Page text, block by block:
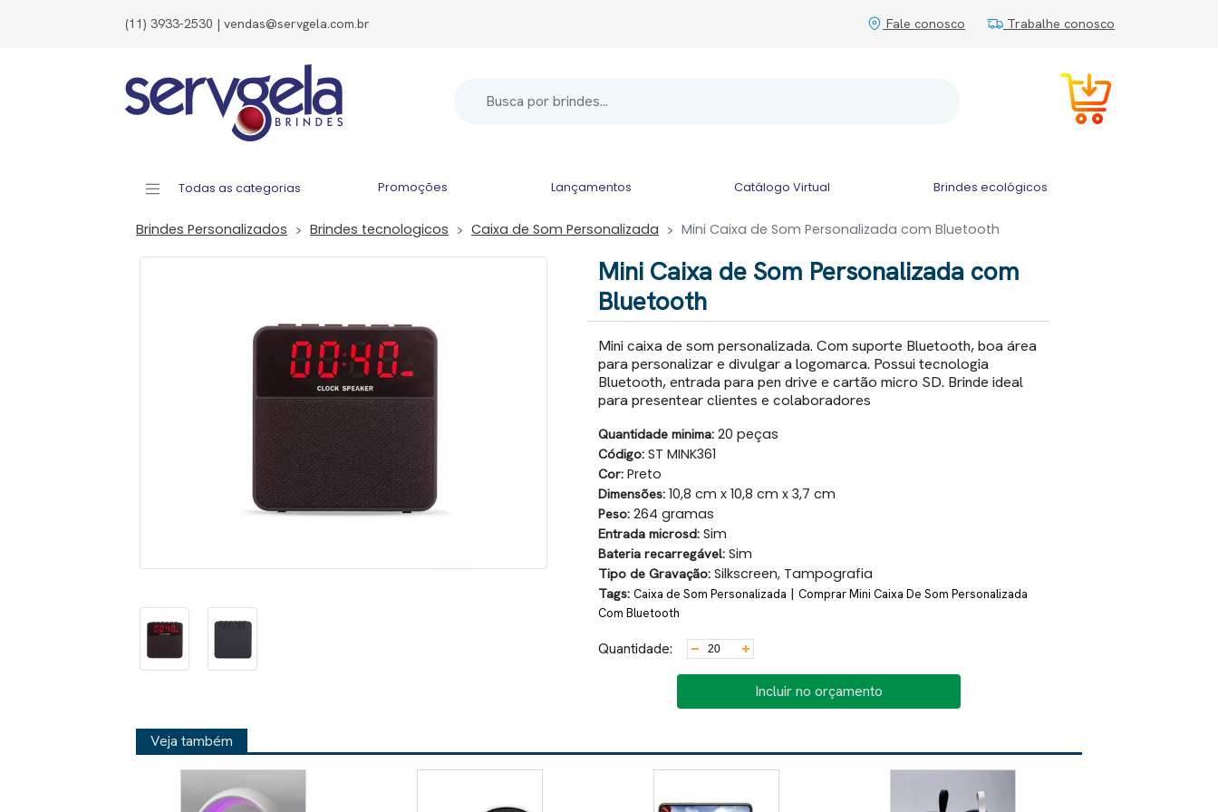
(11) 3933-2530 | vendas@servgela.com.br Fale conosco Trabalhe conosco
Todas as categorias Promoções Lançamentos Catálogo Virtual Brindes ecológicos
Brindes Personalizados Brindes tecnologicos Caixa de Som Personalizada Mini Caixa de Som Personalizada com Bluetooth
Mini Caixa de Som Personalizada com
Bluetooth
Mini caixa de som personalizada. Com suporte Bluetooth, boa área
para personalizar e divulgar a logomarca. Possui tecnologia
Bluetooth, entrada para pen drive e cartão micro SD. Brinde ideal
para presentear clientes e colaboradores
Quantidade minima: 20 peças
Código: ST MINK361
Cor: Preto
Dimensões: 10,8 cm x 10,8 cm x 3,7 cm
Peso: 264 gramas
Entrada microsd: Sim
Bateria recarregável: Sim
Tipo de Gravação: Silkscreen, Tampografia
Tags: Caixa de Som Personalizada | Comprar Mini Caixa De Som Personalizada
Com Bluetooth
Quantidade:
Incluir no orçamento
Veja também